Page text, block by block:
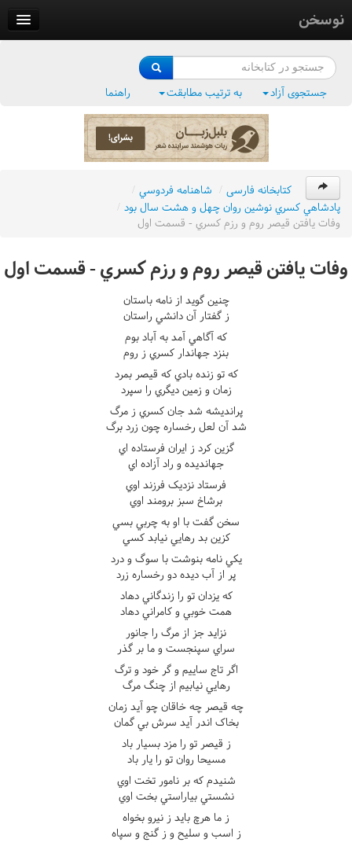
نوسخن
فرهنگ واژگان
جستجوی آزاد به ترتیب مطابقت راهنما
کتابخانه فارسی / شاهنامه فردوسي /
پادشاهي کسري نوشين روان چهل و هشت سال بود /
وفات يافتن قيصر روم و رزم کسري - قسمت اول
وفات يافتن قيصر روم و رزم کسري - قسمت اول
چنين گويد از نامه باستان
ز گفتار آن دانشي راستان
که آگاهي آمد به آباد بوم
بنزد جهاندار کسري ز روم
که تو زنده بادي که قيصر بمرد
زمان و زمين ديگري را سپرد
پرانديشه شد جان کسري ز مرگ
شد آن لعل رخساره چون زرد برگ
گزين کرد ز ايران فرستاده اي
جهانديده و راد آزاده اي
فرستاد نزديک فرزند اوي
برشاخ سبز برومند اوي
سخن گفت با او به چربي بسي
کزين بد رهايي نيابد کسي
يکي نامه بنوشت با سوگ و درد
پر از آب ديده دو رخساره زرد
که يزدان تو را زندگاني دهاد
همت خوبي و کامراني دهاد
نزايد جز از مرگ را جانور
سراي سپنجست و ما بر گذر
اگر تاج ساييم و گر خود و ترگ
رهايي نيابيم از چنگ مرگ
چه قيصر چه خاقان چو آيد زمان
بخاک اندر آيد سرش بي گمان
ز قيصر تو را مزد بسيار باد
مسيحا روان تو را يار باد
شنيدم که بر نامور تخت اوي
نشستي بياراستي بخت اوي
ز ما هرچ بايد ز نيرو بخواه
ز اسب و سليح و ز گنج و سپاه